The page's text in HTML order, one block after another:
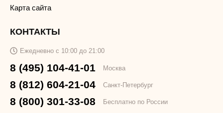
Карта сайта
КОНТАКТЫ
Ежедневно с 10:00 до 21:00
8 (495) 104-41-01 Москва
8 (812) 604-21-04 Санкт-Петербург
8 (800) 301-33-08 Бесплатно по России